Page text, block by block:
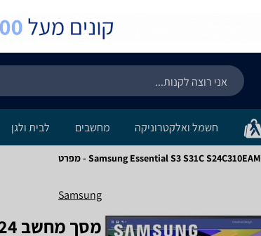
חשמל ואלקטרוניקה מחשבים לבית ולגן
Samsung Essential S3 S31C S24C310EAM - מפרט
Samsung